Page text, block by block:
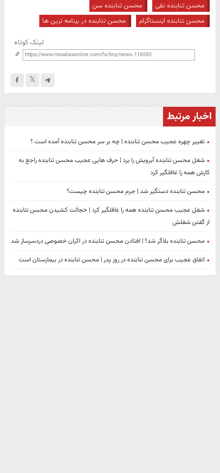
محسن تنابنده نقی
محسن تنابنده سن
محسن تنابنده اینستاگرام
محسن تنابنده در برنامه ترین ها
لینک کوتاه
اخبار مرتبط
تغییر چهره عجیب محسن تنابنده | چه بر سر محسن تنابنده آمده است ؟
شغل محسن تنابنده آبرویش را برد | حرف هایی عجیب محسن تنابنده راجع به
کارش همه را غافلگیر کرد
محسن تنابنده دستگیر شد | جرم محسن تنابنده چیست؟
شغل عجیب محسن تنابنده همه را غافلگیر کرد | خجالت کشیدن محسن تنابنده
از گفتن شغلش
محسن تنابنده بلاگر شد؟ | افتادن محسن تنابنده در اکران خصوصی دردسرساز شد
اتفاق عجیب برای محسن تنابنده در روز پدر | محسن تنابنده در بیمارستان است